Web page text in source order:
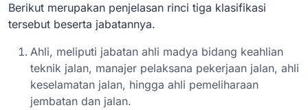
Berikut merupakan penjelasan rinci tiga klasifikasi
tersebut beserta jabatannya.
Ahli, meliputi jabatan ahli madya bidang keahlian
teknik jalan, manajer pelaksana pekerjaan jalan, ahli
keselamatan jalan, hingga ahli pemeliharaan
jembatan dan jalan.